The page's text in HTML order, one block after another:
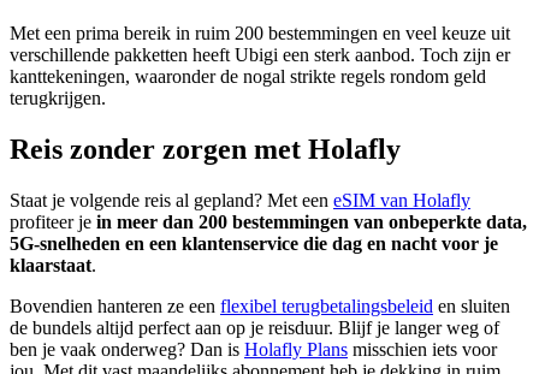
Met een prima bereik in ruim 200 bestemmingen en veel keuze uit
verschillende pakketten heeft Ubigi een sterk aanbod. Toch zijn er
kanttekeningen, waaronder de nogal strikte regels rondom geld
terugkrijgen.
Reis zonder zorgen met Holafly
Staat je volgende reis al gepland? Met een eSIM van Holafly
profiteer je in meer dan 200 bestemmingen van onbeperkte data,
5G-snelheden en een klantenservice die dag en nacht voor je
klaarstaat.
Bovendien hanteren ze een flexibel terugbetalingsbeleid en sluiten
de bundels altijd perfect aan op je reisduur. Blijf je langer weg of
ben je vaak onderweg? Dan is Holafly Plans misschien iets voor